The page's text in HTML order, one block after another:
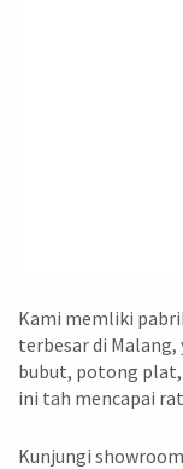
Kami memliki
terbesar di
bubut, potong
ini tah mencapai
Kunjungi